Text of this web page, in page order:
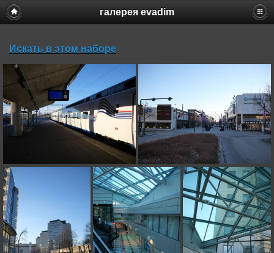
галерея evadim
Искать в этом наборе